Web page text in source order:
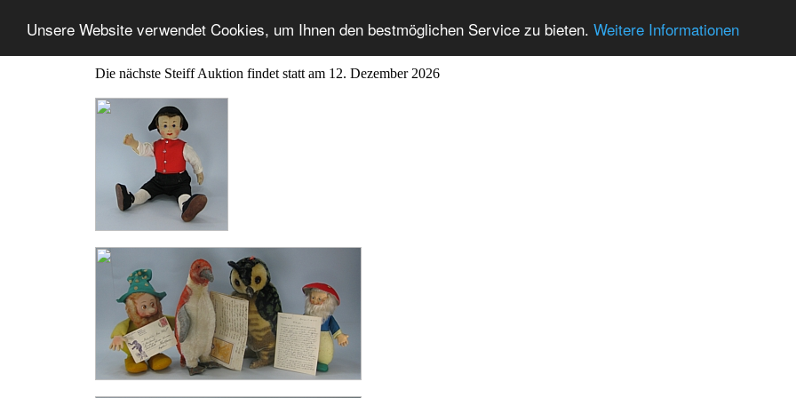
Unsere Website verwendet Cookies, um Ihnen den bestmöglichen Service zu bieten. Weitere Informationen
Die nächste Steiff Auktion findet statt am 12. Dezember 2026